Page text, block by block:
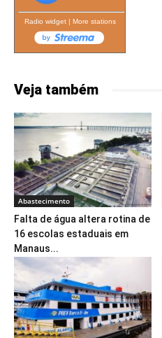
Radio widget| More stations
Veja também
Abastecimento
Falta de água altera rotina de
16 escolas estaduais em
Manaus...